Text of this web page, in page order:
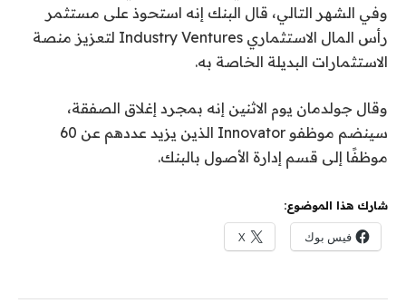
وفي الشهر التالي، قال البنك إنه استحوذ على مستثمر
رأس المال الاستثماري Industry Ventures لتعزيز منصة
الاستثمارات البديلة الخاصة به.
وقال جولدمان يوم الاثنين إنه بمجرد إغلاق الصفقة،
سينضم موظفو Innovator الذين يزيد عددهم عن 60
موظفًا إلى قسم إدارة الأصول بالبنك.
شارك هذا الموضوع:
فيس بوك X